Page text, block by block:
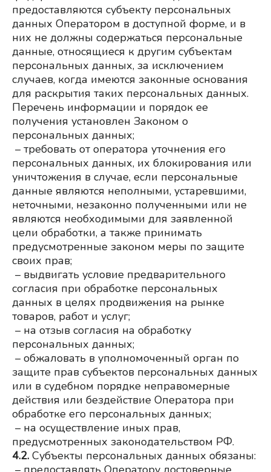
предоставляются субъекту персональных
данных Оператором в доступной форме, и в
них не должны содержаться персональные
данные, относящиеся к другим субъектам
персональных данных, за исключением
случаев, когда имеются законные основания
для раскрытия таких персональных данных.
Перечень информации и порядок ее
получения установлен Законом о
персональных данных;
– требовать от оператора уточнения его
персональных данных, их блокирования или
уничтожения в случае, если персональные
данные являются неполными, устаревшими,
неточными, незаконно полученными или не
являются необходимыми для заявленной
цели обработки, а также принимать
предусмотренные законом меры по защите
своих прав;
– выдвигать условие предварительного
согласия при обработке персональных
данных в целях продвижения на рынке
товаров, работ и услуг;
персональных данных;
– обжаловать в уполномоченный орган по
защите прав субъектов персональных данных
или в судебном порядке неправомерные
действия или бездействие Оператора при
обработке его персональных данных;
предусмотренных законодательством РФ.
4.2. Субъекты персональных данных обязаны: